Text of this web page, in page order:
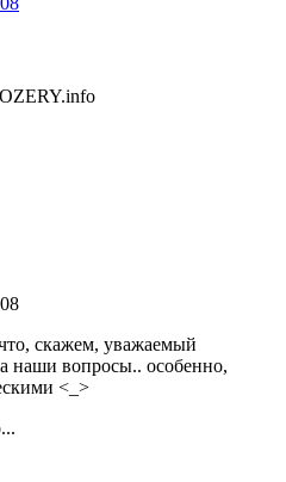
скажем, уважаемый
наши вопросы.. особенно,
<_>